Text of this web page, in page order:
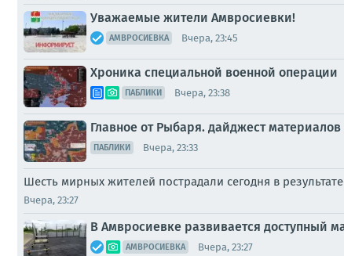
Уважаемые жители Амвросиевки!
АМВРОСИЕВКА Вчера, 23:45
Хроника специальной военной операции
ПАБЛИКИ Вчера, 23:38
Главное от Рыбаря. дайджест материалов
ПАБЛИКИ Вчера, 23:33
Шесть мирных жителей пострадали сегодня в
Вчера, 23:27
В Амвросиевке развивается доступный
АМВРОСИЕВКА Вчера, 23:27